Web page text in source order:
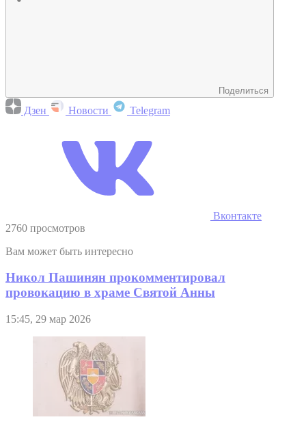
Поделиться
Дзен Новости Telegram
Вконтакте
2760 просмотров
Вам может быть интересно
Никол Пашинян прокомментировал
провокацию в храме Святой Анны
15:45, 29 мар 2026